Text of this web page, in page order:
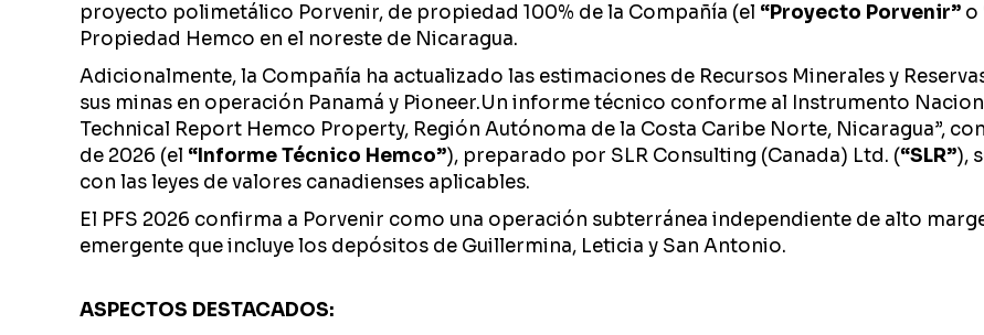
proyecto polimetálico Porvenir, de propiedad 100% de la Compañía (el “Proyecto Porvenir” o
Propiedad Hemco en el noreste de Nicaragua.
Adicionalmente, la Compañía ha actualizado las estimaciones de Recursos Minerales y
sus minas en operación Panamá y Pioneer.Un informe técnico conforme al Instrumento
Technical Report Hemco Property, Región Autónoma de la Costa Caribe Norte, Nicaragua”,
de 2026 (el “Informe Técnico Hemco”), preparado por SLR Consulting (Canada) Ltd. (“SLR”),
con las leyes de valores canadienses aplicables.
El PFS 2026 confirma a Porvenir como una operación subterránea independiente de alto
emergente que incluye los depósitos de Guillermina, Leticia y San Antonio.
ASPECTOS DESTACADOS: